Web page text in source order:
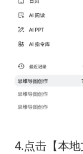
4.点击【本地